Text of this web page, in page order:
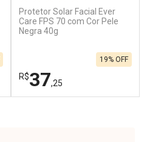
Protetor Solar Facial Ever
Care FPS 70 com Cor Pele
Negra 40g
R$37,25
19% OFF